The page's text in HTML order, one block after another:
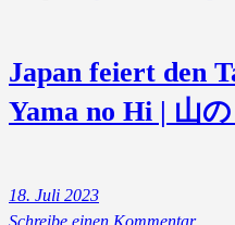
Japan feiert den
Yama no Hi | 山の
18. Juli 2023